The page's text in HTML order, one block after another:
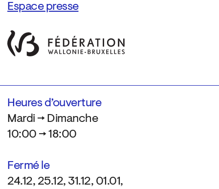
Espace presse
Heures d’ouverture
Mardi → Dimanche
10:00 → 18:00
Fermé le
24.12, 25.12, 31.12, 01.01,